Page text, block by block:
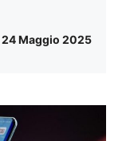
24 Maggio 2025